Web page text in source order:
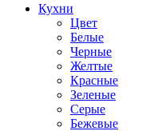
Кухни
Цвет
Белые
Черные
Желтые
Красные
Зеленые
Серые
Бежевые